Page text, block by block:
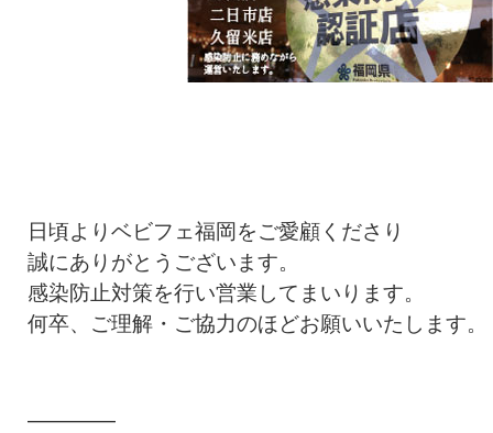
日頃よりベビフェ福岡をご愛顧くださり
誠にありがとうございます。
感染防止対策を行い営業してまいります。
何卒、ご理解・ご協力のほどお願いいたします。
————